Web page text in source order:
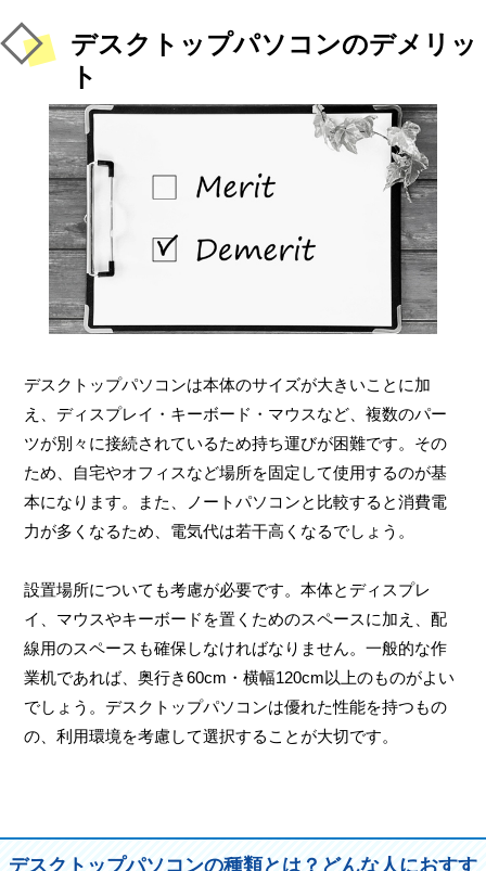
デスクトップパソコンのデメリッ
ト
デスクトップパソコンは本体のサイズが大きいことに加
え、ディスプレイ・キーボード・マウスなど、複数のパー
ツが別々に接続されているため持ち運びが困難です。その
ため、自宅やオフィスなど場所を固定して使用するのが基
本になります。また、ノートパソコンと比較すると消費電
力が多くなるため、電気代は若干高くなるでしょう。
設置場所についても考慮が必要です。本体とディスプレ
イ、マウスやキーボードを置くためのスペースに加え、配
線用のスペースも確保しなければなりません。一般的な作
業机であれば、奥行き60cm・横幅120cm以上のものがよい
でしょう。デスクトップパソコンは優れた性能を持つもの
の、利用環境を考慮して選択することが大切です。
デスクトップパソコンの種類とは？どんな人におすす